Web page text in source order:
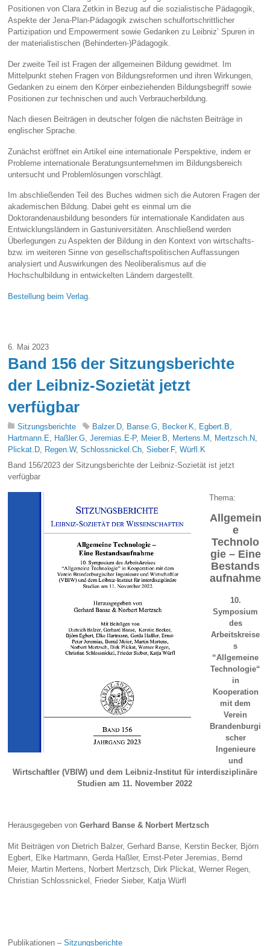
Positionen von Clara Zetkin in Bezug auf die sozialistische Pädagogik,
Aspekte der Jena-Plan-Pädagogik zwischen schulfortschrittlicher
Partizipation und Empowerment sowie Gedanken zu Leibniz’ Spuren in
der materialistischen (Behinderten-)Pädagogik.
Der zweite Teil ist Fragen der allgemeinen Bildung gewidmet. Im
Mittelpunkt stehen Fragen von Bildungsreformen und ihren Wirkungen,
Gedanken zu einem den Körper einbeziehenden Bildungsbegriff sowie
Positionen zur technischen und auch Verbraucherbildung.
Nach diesen Beiträgen in deutscher folgen die nächsten Beiträge in
englischer Sprache.
Zunächst eröffnet ein Artikel eine internationale Perspektive, indem er
Probleme internationale Beratungsunternehmen im Bildungsbereich
untersucht und Problemlösungen vorschlägt.
Im abschließenden Teil des Buches widmen sich die Autoren Fragen der
akademischen Bildung. Dabei geht es einmal um die
Doktorandenausbildung besonders für internationale Kandidaten aus
Entwicklungsländern in Gastuniversitäten. Anschließend werden
Überlegungen zu Aspekten der Bildung in den Kontext von wirtschafts-
bzw. im weiteren Sinne von gesellschaftspolitischen Auffassungen
analysiert und Auswirkungen des Neoliberalismus auf die
Hochschulbildung in entwickelten Ländern dargestellt.
Bestellung beim Verlag
6. Mai 2023
Band 156 der Sitzungsberichte
der Leibniz-Sozietät jetzt
verfügbar
Sitzungsberichte Balzer.D, Banse.G, Becker.K, Egbert.B,
Hartmann.E, Haßler.G,Jeremias.E-P, Meier.B, Mertens.M , Mertzsch.N,
Plickat.D, Regen.W,Schlossnickel.Ch,Sieber.F,Würfl.K
Band 156/2023 der Sitzungsberichte der Leibniz-Sozietät ist jetzt
verfügbar
Thema:
Allgemein
e
Technolo
gie – Eine
Bestands
aufnahme
10.
Symposium
des
Arbeitskreise
s
“Allgemeine
Technologie“
in
Kooperation
mit dem
Verein
Brandenburgi
scher
Ingenieure
und
Wirtschaftler (VBIW) und dem Leibniz-Institut für interdisziplinäre
Studien am 11. November 2022
Herausgegeben vonGerhard Banse & Norbert Mertzsch
Mit Beiträgen von Dietrich Balzer, Gerhard Banse, Kerstin Becker, Björn
Egbert, Elke Hartmann, Gerda Haßler, Ernst-Peter Jeremias, Bernd
Meier, Martin Mertens, Norbert Mertzsch, Dirk Plickat, Werner Regen,
Christian Schlossnickel, Frieder Sieber, Katja Würfl
Publikationen – Sitzungsberichte